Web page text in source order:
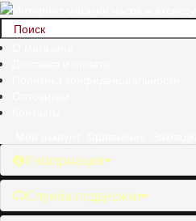
Информация
Служба поддержки